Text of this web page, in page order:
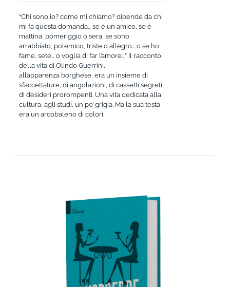
“Chi sono io? come mi chiamo? dipende da chi
mi fa questa domanda… se è un amico, se è
mattina, pomeriggio o sera, se sono
arrabbiato, polemico, triste o allegro… o se ho
fame, sete… o voglia di far l’amore…” Il racconto
della vita di Olindo Guerrini,
all’apparenza borghese, era un insieme di
sfaccettature, di angolazioni, di cassetti segreti,
di desideri prorompenti. Una vita dedicata alla
cultura, agli studi, un po’ grigia. Ma la sua testa
era un arcobaleno di colori.
AGGIUNGI AL CARRELLO /